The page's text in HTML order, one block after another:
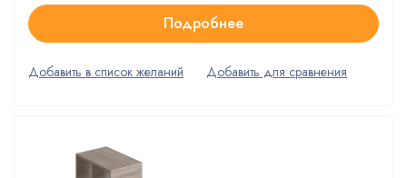
Подробнее